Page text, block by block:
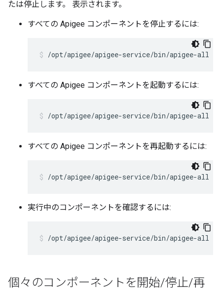
たは停止します。 表示されます。
すべての Apigee コンポーネントを停止するには:
/opt/apigee/apigee-service/bin/apigee-all
すべての Apigee コンポーネントを起動するには:
/opt/apigee/apigee-service/bin/apigee-all
すべての Apigee コンポーネントを再起動するには:
/opt/apigee/apigee-service/bin/apigee-all
実行中のコンポーネントを確認するには:
/opt/apigee/apigee-service/bin/apigee-all
個々のコンポーネントを開始/停止/再